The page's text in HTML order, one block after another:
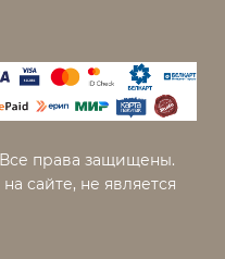
права защищены.
сайте, не является